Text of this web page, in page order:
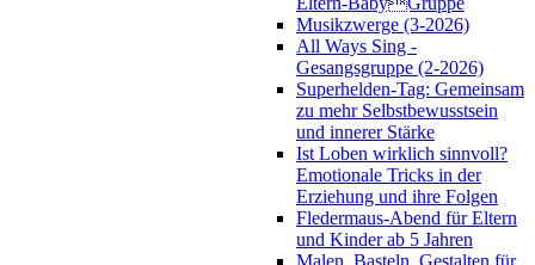
Musikzwerge (3-2026)
All Ways Sing -
Gesangsgruppe (2-2026)
Superhelden-Tag: Gemeinsam
zu mehr Selbstbewusstsein
und innerer Stärke
Ist Loben wirklich sinnvoll?
Emotionale Tricks in der
Erziehung und ihre Folgen
Fledermaus-Abend für Eltern
und Kinder ab 5 Jahren
Malen, Basteln, Gestalten für